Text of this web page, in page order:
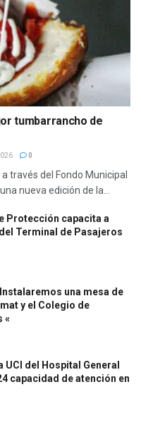
tumbarrancho de
0
través del Fondo Municipal
nueva edición de la...
Protección capacita a
Terminal de Pasajeros
una mesa de
y el Colegio de
«
UCI del Hospital General
capacidad de atención en